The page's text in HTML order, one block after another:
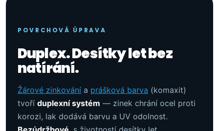
POVRCHOVÁ ÚPRAVA
Duplex. Desítky let bez
natírání.
Žárové zinkování a prášková barva (komaxit)
tvoří duplexní systém — zinek chrání ocel proti
korozi, lak dodává barvu a UV odolnost.